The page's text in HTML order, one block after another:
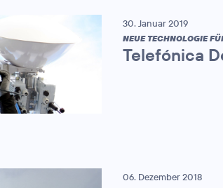
30. Januar 2019
NEUE TECHNOLOGIE
Telefónica
06. Dezember 2018